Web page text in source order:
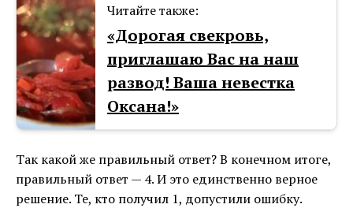
Читайте также:
«Дорогая свекровь,
приглашаю Вас на наш
развод! Ваша невестка
Оксана!»
Так какой же правильный ответ? В конечном итоге,
правильный ответ — 4. И это единственно верное
решение. Те, кто получил 1, допустили ошибку.